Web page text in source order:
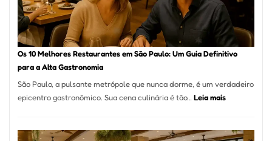
artesanal
forno
à
Vila
da
Os 10 Melhores Restaurantes em São Paulo: Um Guia Definitivo
para a Alta Gastronomia
São Paulo, a pulsante metrópole que nunca dorme, é um verdadeiro
epicentro gastronômico. Sua cena culinária é tão… Leia mais:
Melhores